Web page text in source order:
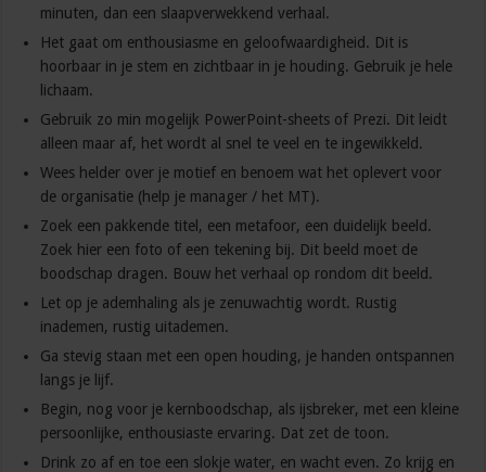
minuten, dan een slaapverwekkend verhaal.
Het gaat om enthousiasme en geloofwaardigheid. Dit is
hoorbaar in je stem en zichtbaar in je houding. Gebruik je hele
lichaam.
Gebruik zo min mogelijk PowerPoint-sheets of Prezi. Dit leidt
alleen maar af, het wordt al snel te veel en te ingewikkeld.
Wees helder over je motief en benoem wat het oplevert voor
de organisatie (help je manager / het MT).
Zoek een pakkende titel, een metafoor, een duidelijk beeld.
Zoek hier een foto of een tekening bij. Dit beeld moet de
boodschap dragen. Bouw het verhaal op rondom dit beeld.
Let op je ademhaling als je zenuwachtig wordt. Rustig
inademen, rustig uitademen.
Ga stevig staan met een open houding, je handen ontspannen
langs je lijf.
Begin, nog voor je kernboodschap, als ijsbreker, met een kleine
persoonlijke, enthousiaste ervaring. Dat zet de toon.
Drink zo af en toe een slokje water, en wacht even. Zo krijg en